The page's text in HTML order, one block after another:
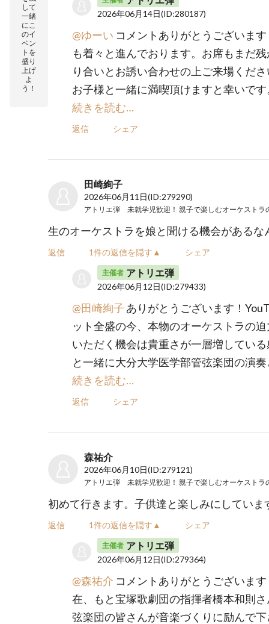
して
一緒
にこ
のイ
ベン
トを
盛り
上げ
よ
う！
2026年06月14日(ID:280187)
@ゆーい コメントありがとうございま
も着々と進んでおります。お席もまだ
り合いとお誘い合わせの上ご来場くだ
お子様と一緒に満喫頂けますと幸いで
続きを読む…
返信 シェア
田崎絢子
2026年06月11日(ID:279290)
生のオーケストラを娘と聞ける機会があるな
返信 1件の返信を隠す▲ シェア
主催者 アトリエ弾
2026年06月12日(ID:279433)
@田崎絢子 ありがとうございます！
ット全盛の今、本物のオーケストラの
いただく機会は貴重さが一層増してい
と一緒に大分大学医学部管弦楽団の演
続きを読む…
返信 シェア
森祐介
2026年06月10日(ID:279121)
初めて行きます。子供達と楽しみにしていま
返信 1件の返信を隠す▲ シェア
主催者 アトリエ弾
2026年06月12日(ID:279364)
@森祐介 コメントありがとうございま
在、もと宝塚歌劇団の指揮者橋本和則
弦楽団の皆さんが音楽づくりに励んで